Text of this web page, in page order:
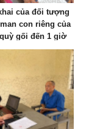
của đối tượng
con riêng của
gối đến 1 giờ